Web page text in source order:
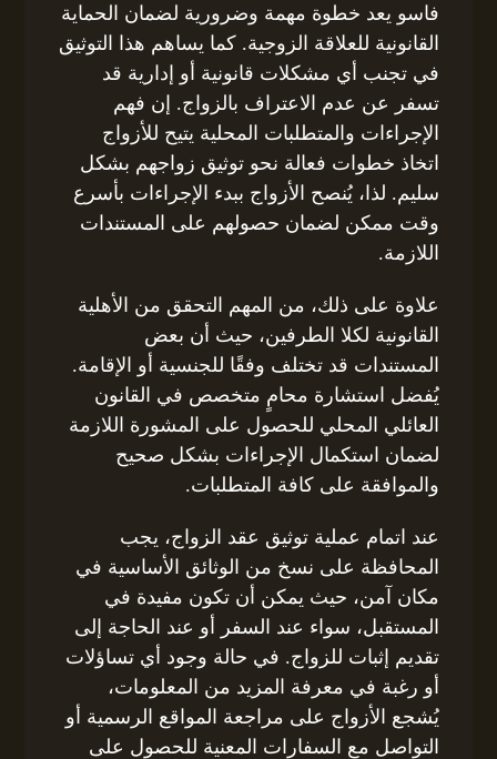
فاسو يعد خطوة مهمة وضرورية لضمان الحماية
القانونية للعلاقة الزوجية. كما يساهم هذا التوثيق
في تجنب أي مشكلات قانونية أو إدارية قد
تسفر عن عدم الاعتراف بالزواج. إن فهم
الإجراءات والمتطلبات المحلية يتيح للأزواج
اتخاذ خطوات فعالة نحو توثيق زواجهم بشكل
سليم. لذا، يُنصح الأزواج ببدء الإجراءات بأسرع
وقت ممكن لضمان حصولهم على المستندات
اللازمة.
علاوة على ذلك، من المهم التحقق من الأهلية
القانونية لكلا الطرفين، حيث أن بعض
المستندات قد تختلف وفقًا للجنسية أو الإقامة.
يُفضل استشارة محامٍ متخصص في القانون
العائلي المحلي للحصول على المشورة اللازمة
لضمان استكمال الإجراءات بشكل صحيح
والموافقة على كافة المتطلبات.
عند اتمام عملية توثيق عقد الزواج، يجب
المحافظة على نسخ من الوثائق الأساسية في
مكان آمن، حيث يمكن أن تكون مفيدة في
المستقبل، سواء عند السفر أو عند الحاجة إلى
تقديم إثبات للزواج. في حالة وجود أي تساؤلات
أو رغبة في معرفة المزيد من المعلومات،
يُشجع الأزواج على مراجعة المواقع الرسمية أو
التواصل مع السفارات المعنية للحصول على